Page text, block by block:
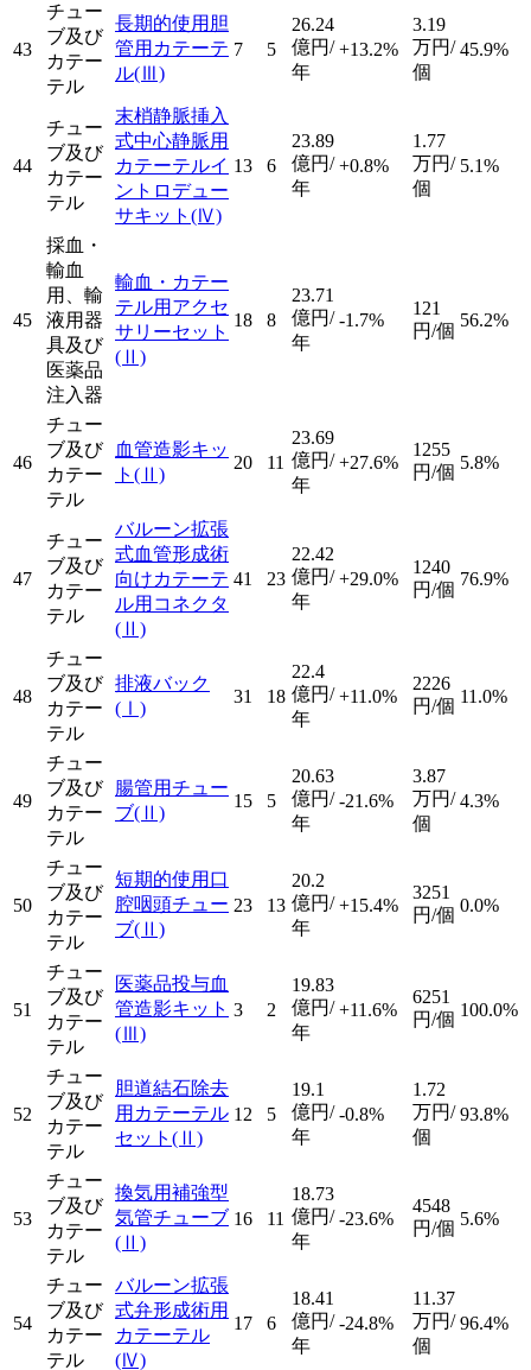
43
チュー
ブ及び
カテー
テル
長期的使用胆
管用カテーテ
ル(Ⅲ)
7 5
26.24
億円/
年
+13.2%
3.19
万円/
個
45.9%
44
チュー
ブ及び
カテー
テル
末梢静脈挿入
式中心静脈用
カテーテルイ
ントロデュー
サキット (Ⅳ)
13 6
23.89
億円/
年
+0.8%
1.77
万円/
個
5.1%
45
採血・
輸血
用、輸
液用器
具及び
医薬品
注入器
輸血・カテー
テル用アクセ
サリーセット
(Ⅱ)
18 8
23.71
億円/
年
-1.7%
121
円/個
56.2%
46
チュー
ブ及び
カテー
テル
血管造影キッ
ト (Ⅱ)
20 11
23.69
億円/
年
+27.6%
1255
円/個 5.8%
47
チュー
ブ及び
カテー
テル
バルーン拡張
式血管形成術
向けカテーテ
ル用コネクタ
(Ⅱ)
41 23
22.42
億円/
年
+29.0%
1240
円/個
76.9%
48
チュー
ブ及び
カテー
テル
排液バック
(Ⅰ)
31 18
22.4
億円/
年
+11.0%
2226
円/個 11.0%
49
チュー
ブ及び
カテー
テル
腸管用チュー
ブ(Ⅱ)
15 5
20.63
億円/
年
-21.6%
3.87
万円/
個
4.3%
50
チュー
ブ及び
カテー
テル
短期的使用口
腔咽頭チュー
ブ(Ⅱ)
23 13
20.2
億円/
年
+15.4%
3251
円/個 0.0%
51
チュー
ブ及び
カテー
テル
医薬品投与血
管造影キット
(Ⅲ)
3 2
19.83
億円/
年
+11.6%
6251
円/個 100.0%
52
チュー
ブ及び
カテー
テル
胆道結石除去
用カテーテル
セット (Ⅱ)
12 5
19.1
億円/
年
-0.8%
1.72
万円/
個
93.8%
53
チュー
ブ及び
カテー
テル
換気用補強型
気管チューブ
(Ⅱ)
16 11
18.73
億円/
年
-23.6%
4548
円/個 5.6%
54
チュー
ブ及び
カテー
テル
バルーン拡張
式弁形成術用
カテーテル
(Ⅳ)
17 6
18.41
億円/
年
-24.8%
11.37
万円/
個
96.4%